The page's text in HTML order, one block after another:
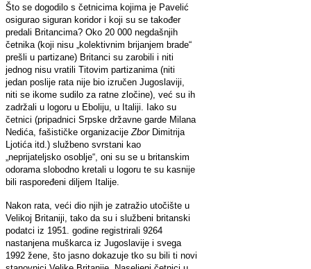
Što se dogodilo s četnicima kojima je Pavelić
osigurao siguran koridor i koji su se također
predali Britancima? Oko 20 000 negdašnjih
četnika (koji nisu „kolektivnim brijanjem brade“
prešli u partizane) Britanci su zarobili i niti
jednog nisu vratili Titovim partizanima (niti
jedan poslije rata nije bio izručen Jugoslaviji,
niti se ikome sudilo za ratne zločine), već su ih
zadržali u logoru u Eboliju, u Italiji. Iako su
četnici (pripadnici Srpske državne garde Milana
Nedića, fašističke organizacije Zbor Dimitrija
Ljotića itd.) službeno svrstani kao
„neprijateljsko osoblje“, oni su se u britanskim
odorama slobodno kretali u logoru te su kasnije
bili raspoređeni diljem Italije.
Nakon rata, veći dio njih je zatražio utočište u
Velikoj Britaniji, tako da su i službeni britanski
podatci iz 1951. godine registrirali 9264
nastanjena muškarca iz Jugoslavije i svega
1992 žene, što jasno dokazuje tko su bili ti novi